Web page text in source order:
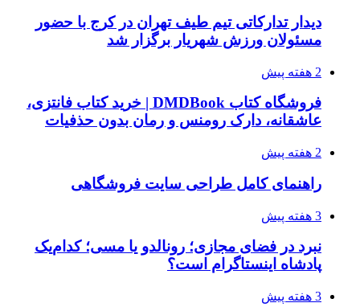
دیدار تدارکاتی تیم طیف تهران در کرج با حضور
مسئولان ورزش شهریار برگزار شد
2 هفته پیش
فروشگاه کتاب DMDBook | خرید کتاب فانتزی،
عاشقانه، دارک رومنس و رمان بدون حذفیات
2 هفته پیش
راهنمای کامل طراحی سایت فروشگاهی
3 هفته پیش
نبرد در فضای مجازی؛ رونالدو یا مسی؛ کدام‌یک
پادشاه اینستاگرام است؟
3 هفته پیش